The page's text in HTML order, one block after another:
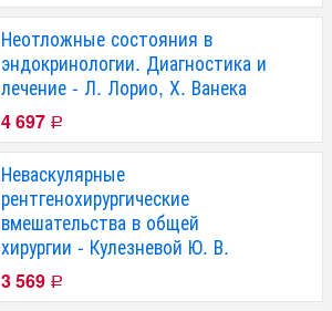
Неотложные состояния в
эндокринологии. Диагностика и
лечение - Л. Лорио, Х. Ванека
4 697 Р
Неваскулярные
рентгенохирургические
вмешательства в общей
хирургии - Кулезневой Ю. В.
3 569 Р